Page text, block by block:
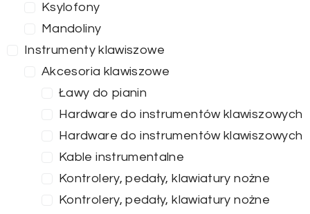
Ksylofony
Mandoliny
Instrumenty klawiszowe
Akcesoria klawiszowe
Ławy do pianin
Hardware do instrumentów klawiszowych
Hardware do instrumentów klawiszowych
Kable instrumentalne
Kontrolery, pedały, klawiatury nożne
Kontrolery, pedały, klawiatury nożne